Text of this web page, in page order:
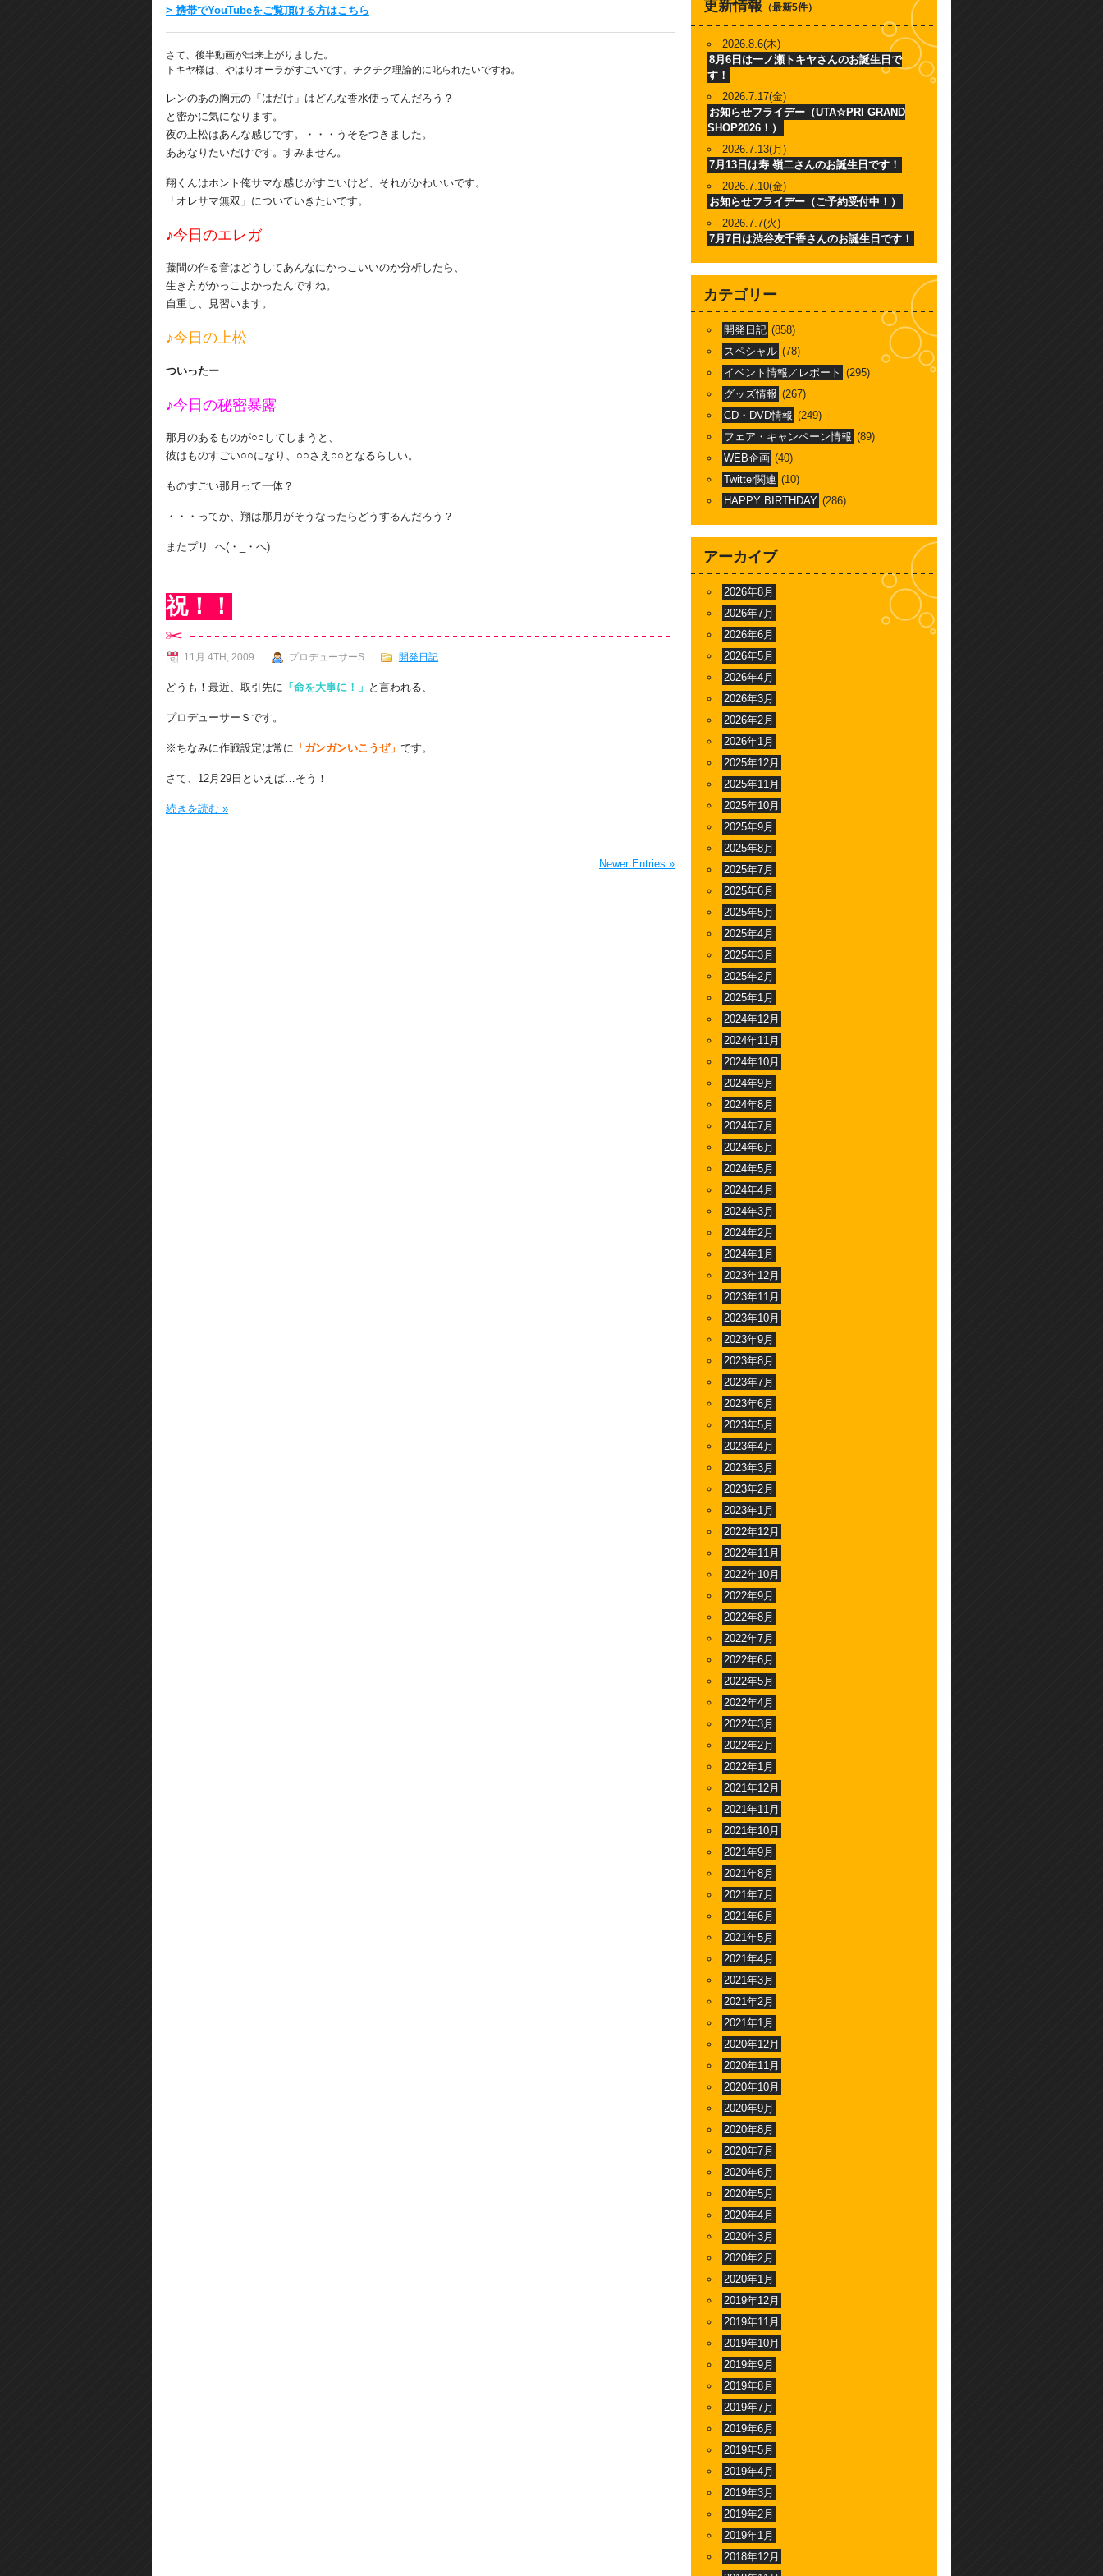
> 携帯でYouTubeをご覧頂ける方はこちら
さて、後半動画が出来上がりました。
トキヤ様は、やはりオーラがすごいです。チクチク理論的に叱られたいですね。
レンのあの胸元の「はだけ」はどんな香水使ってんだろう？
と密かに気になります。
夜の上松はあんな感じです。・・・うそをつきました。
ああなりたいだけです。すみません。
翔くんはホント俺サマな感じがすごいけど、それがかわいいです。
「オレサマ無双」についていきたいです。
♪今日のエレガ
藤間の作る音はどうしてあんなにかっこいいのか分析したら、
生き方がかっこよかったんですね。
自重し、見習います。
♪今日の上松
ついったー
♪今日の秘密暴露
那月のあるものが○○してしまうと、
彼はものすごい○○になり、○○さえ○○となるらしい。
ものすごい那月って一体？
・・・ってか、翔は那月がそうなったらどうするんだろう？
またプリ ヘ(・_・ヘ)
祝！！
11月 4TH, 2009 プロデューサーS 開発日記
どうも！最近、取引先に 「命を大事に！」 と言われる、
プロデューサーＳです。
※ちなみに作戦設定は常に 「ガンガンいこうぜ」 です。
さて、12月29日といえば…そう！
続きを読む »
Newer Entries »
更新情報 （最新5件）
2026.8.6(木)
8月6日は一ノ瀬トキヤさんのお誕生日で
す！
2026.7.17(金)
お知らせフライデー（UTA☆PRI GRAND
SHOP2026！）
2026.7.13(月)
7月13日は寿 嶺二さんのお誕生日です！
2026.7.10(金)
お知らせフライデー（ご予約受付中！）
2026.7.7(火)
7月7日は渋谷友千香さんのお誕生日です！
カテゴリー
開発日記 (858)
スペシャル (78)
イベント情報／レポート (295)
グッズ情報 (267)
CD・DVD情報 (249)
フェア・キャンペーン情報 (89)
WEB企画 (40)
Twitter関連 (10)
HAPPY BIRTHDAY (286)
アーカイブ
2026年8月
2026年7月
2026年6月
2026年5月
2026年4月
2026年3月
2026年2月
2026年1月
2025年12月
2025年11月
2025年10月
2025年9月
2025年8月
2025年7月
2025年6月
2025年5月
2025年4月
2025年3月
2025年2月
2025年1月
2024年12月
2024年11月
2024年10月
2024年9月
2024年8月
2024年7月
2024年6月
2024年5月
2024年4月
2024年3月
2024年2月
2024年1月
2023年12月
2023年11月
2023年10月
2023年9月
2023年8月
2023年7月
2023年6月
2023年5月
2023年4月
2023年3月
2023年2月
2023年1月
2022年12月
2022年11月
2022年10月
2022年9月
2022年8月
2022年7月
2022年6月
2022年5月
2022年4月
2022年3月
2022年2月
2022年1月
2021年12月
2021年11月
2021年10月
2021年9月
2021年8月
2021年7月
2021年6月
2021年5月
2021年4月
2021年3月
2021年2月
2021年1月
2020年12月
2020年11月
2020年10月
2020年9月
2020年8月
2020年7月
2020年6月
2020年5月
2020年4月
2020年3月
2020年2月
2020年1月
2019年12月
2019年11月
2019年10月
2019年9月
2019年8月
2019年7月
2019年6月
2019年5月
2019年4月
2019年3月
2019年2月
2019年1月
2018年12月